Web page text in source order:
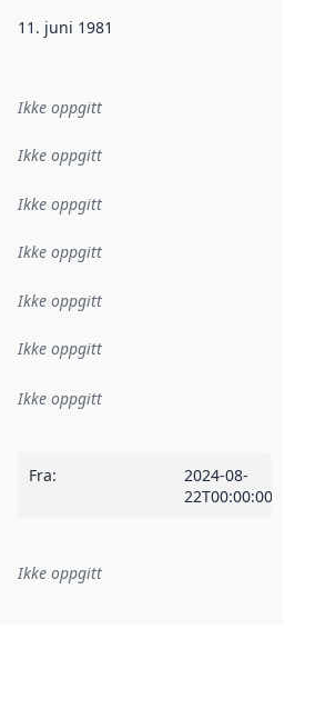
datoen sier når dataene i dette
11. juni 1981
Ikke oppgitt
Ikke oppgitt
Ikke oppgitt
Ikke oppgitt
Ikke oppgitt
Ikke oppgitt
:
Ikke oppgitt
Fra:
2024-08-
22T00:00:00Z
til en implementasjonsregel
Ikke oppgitt